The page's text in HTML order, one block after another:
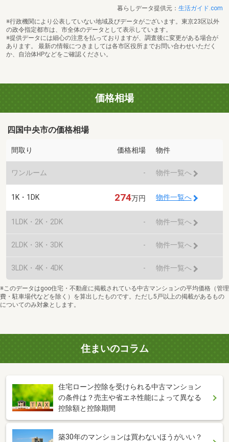
暮らしデータ提供元： 生活ガイド.com
※行政機関により公表していない地域及びデータがございます。東京23区以外
の政令指定都市は、市全体のデータとして表示しています。
※提供データには細心の注意を払っておりますが、調査後に変更がある場合が
あります。 最新の情報につきましては各市区役所までお問い合わせいただく
か、自治体HPなどをご確認ください。
価格相場
四国中央市の価格相場
間取り 価格相場 物件
ワンルーム - 物件一覧へ
1K・1DK 274万円 物件一覧へ
1LDK・2K・2DK - 物件一覧へ
2LDK・3K・3DK - 物件一覧へ
3LDK・4K・4DK - 物件一覧へ
※このデータはgoo住宅・不動産に掲載されている中古マンションの平均価格（管理
費・駐車場代などを除く）を算出したものです。ただし5戸以上の掲載があるもの
についてのみ対象とします。
住まいのコラム
住宅ローン控除を受けられる中古マンション
の条件は？売主や省エネ性能によって異なる
控除額と控除期間
築30年のマンションは買わないほうがいい？